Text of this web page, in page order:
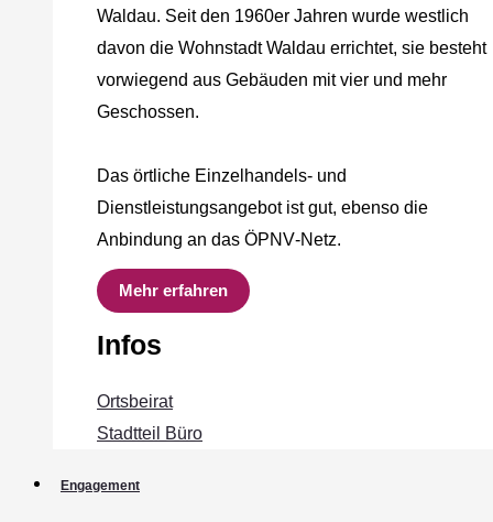
Waldau. Seit den 1960er Jahren wurde westlich
davon die Wohnstadt Waldau errichtet, sie besteht
vorwiegend aus Gebäuden mit vier und mehr
Geschossen.
Das örtliche Einzelhandels‐ und
Dienstleistungsangebot ist gut, ebenso die
Anbindung an das ÖPNV‐Netz.
Mehr erfahren
Infos
Ortsbeirat
Stadtteil Büro
Engagement